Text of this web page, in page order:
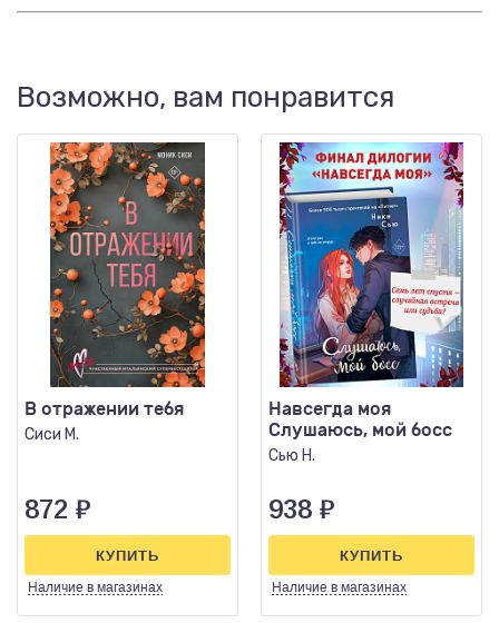
Возможно, вам понравится
В отражении тебя
Сиси М.
872 ₽
Наличие в магазинах
КУПИТЬ
Навсегда моя
Слушаюсь, мой босс
Сью Н.
938 ₽
Наличие в магазинах
КУПИТЬ